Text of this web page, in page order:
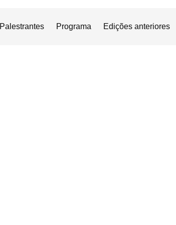
Palestrantes Programa Edições anteriores